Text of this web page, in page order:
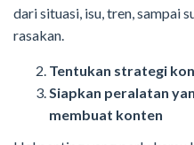
dari situasi, isu, tren, sampai
rasakan.
Tentukan strategi
Siapkan peralatan
membuat konten